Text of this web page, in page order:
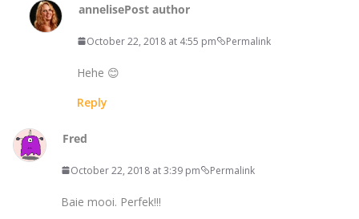
annelisePost author
October 22, 2018 at 4:55 pm Permalink
Hehe 😊
Reply
Fred
October 22, 2018 at 3:39 pm Permalink
Baie mooi. Perfek!!!